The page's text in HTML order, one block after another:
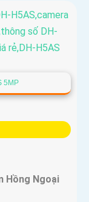
5MP
Hồng Ngoại